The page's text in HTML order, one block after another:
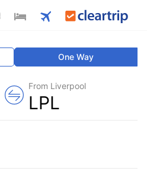
One Way
From Liverpool
LPL